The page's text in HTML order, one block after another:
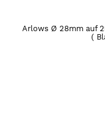
Arlows Ø 28mm auf
(